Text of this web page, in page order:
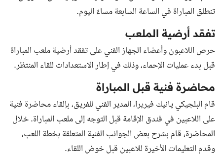
تنطلق المباراة في الساعة السابعة مساءً اليوم.
تفقد أرضية الملعب
حرص اللاعبون وأعضاء الجهاز الفني على تفقد أرضية ملعب المباراة
قبل بدء عمليات الإحماء، وذلك في إطار الاستعدادات للقاء المنتظر.
محاضرة فنية قبل المباراة
قام البلجيكي يانيك فيريرا، المدير الفني للفريق، بإلقاء محاضرة فنية
على اللاعبين في فندق الإقامة قبل التوجه إلى ملعب المباراة. خلال
المحاضرة، قام بشرح بعض الجوانب الفنية المتعلقة بخطة اللعب،
وقدم التعليمات الأخيرة للاعبين قبل خوض اللقاء.